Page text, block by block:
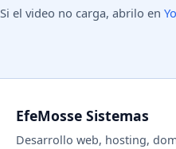
Si el video no carga, abrilo en
EfeMosse Sistemas
Desarrollo web, hosting,